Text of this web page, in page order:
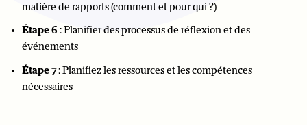
matière de rapports (comment et pour qui ?)
Étape 6 : Planifier des processus de réflexion et des
événements
Étape 7: Planifiez les ressources et les compétences
nécessaires